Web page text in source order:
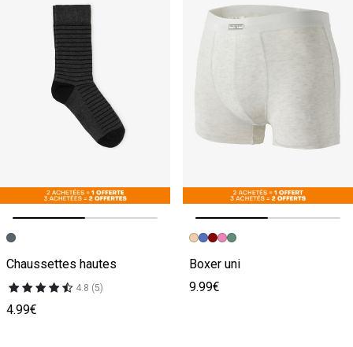
Image précédente
Image suivante
Chaussettes hautes
4.8 (5)
4.99€
Image précédente
Image suivante
Boxer uni
9.99€